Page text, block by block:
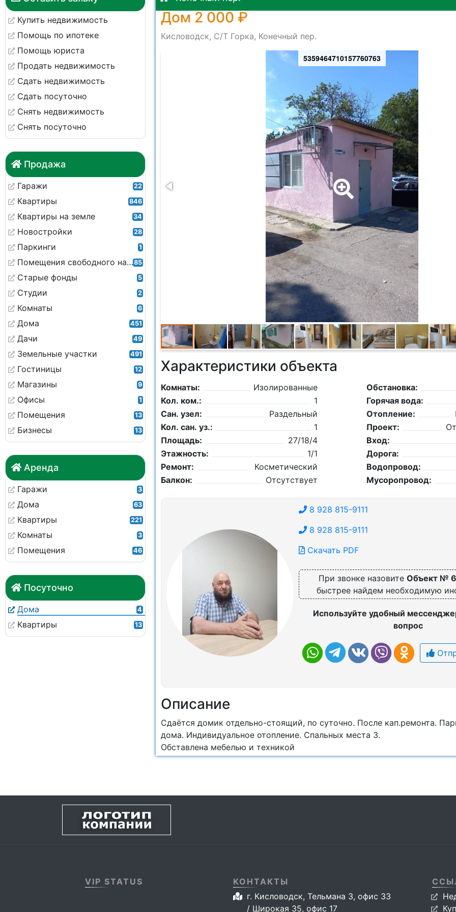
Купить недвижимость
Помощь по ипотеке
Помощь юриста
Продать недвижимость
Сдать недвижимость
Сдать посуточно
Снять недвижимость
Снять посуточно
Продажа
Гаражи 22
Квартиры 846
Квартиры на земле 34
Новостройки 28
Паркинги 1
Помещения свободного назначения85
Старые фонды 5
Студии 2
Комнаты 6
Дома 451
Дачи 49
Земельные участки 491
Гостиницы 12
Магазины 9
Офисы 1
Помещения 13
Бизнесы 13
Аренда
Гаражи 3
Дома 63
Квартиры 221
Комнаты 3
Помещения 46
Посуточно
Дома 4
Квартиры 13
Дом 2 000 ₽
Кисловодск, С/Т Горка, Конечный пер.
5359464710157760763
Характеристики объекта
Комнаты:
Изолированные
Кол. ком.:
1
Сан. узел:
Раздельный
Кол. сан. уз.:
1
Площадь:
27/18/4
Этажность:
1/1
Ремонт:
Косметический
Балкон:
Отсутствует
Обстановка:
Горячая вода:
Отопление:
Проект:
Вход:
Дорога:
Водопровод:
Мусоропровод:
8 928 815-9111
8 928 815-9111
Скачать PDF
При звонке назовите Объект №
быстрее найдем необходимую
Используйте удобный
вопрос
Описание
Сдаётся домик отдельно-стоящий, по суточно. После кап.ремонта.
дома. Индивидуальное отопление. Спальных места 3.
Обставлена мебелью и техникой
VIP STATUS
КОНТАКТЫ
г. Кисловодск, Тельмана 3, офис 33
/ Широкая 35, офис 17